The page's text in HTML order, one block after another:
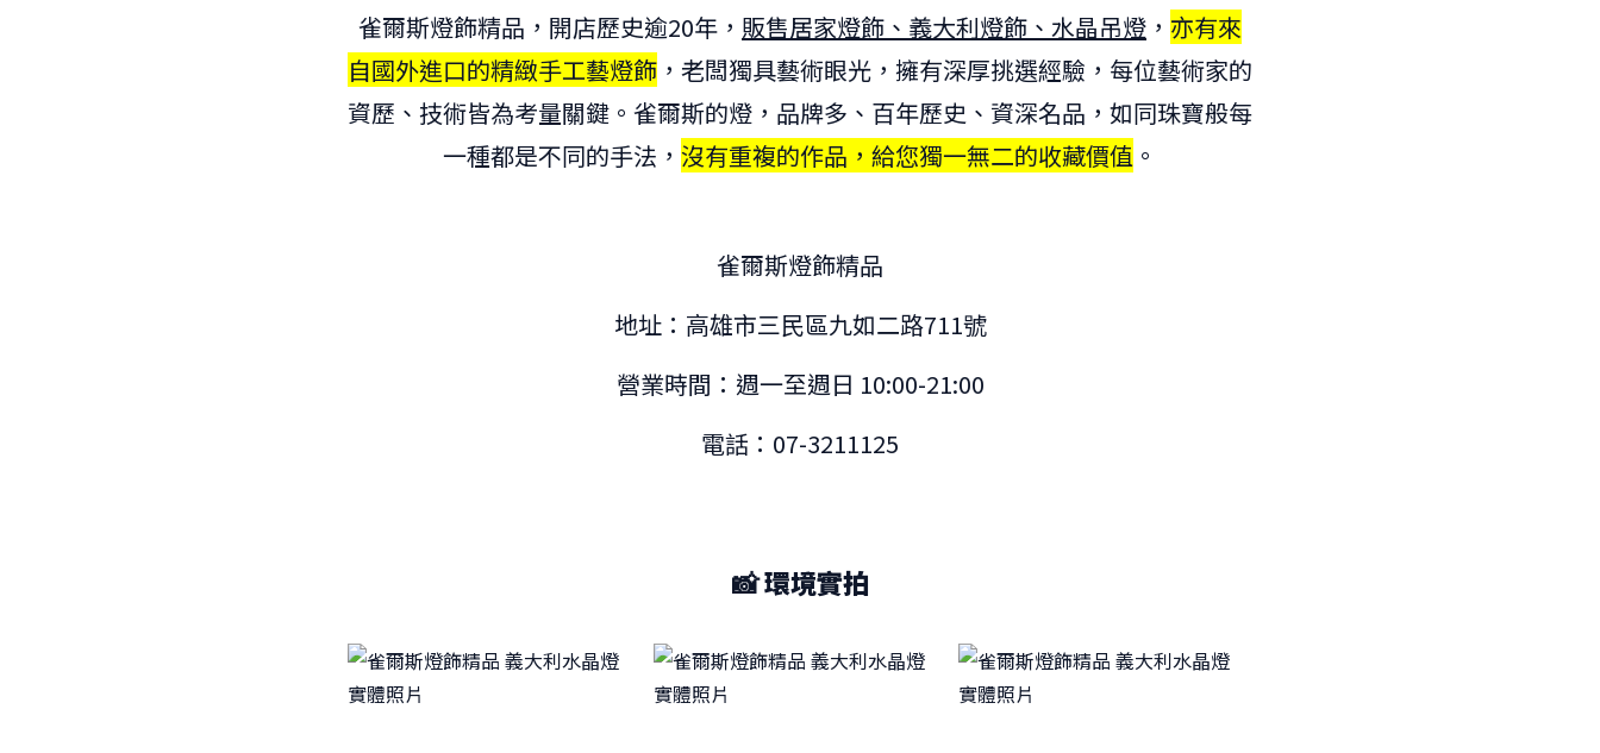
雀爾斯燈飾精品，開店歷史逾20年， 販售居家燈飾、義大利燈飾、水晶吊燈 ， 亦有來
自國外進口的精緻手工藝燈飾 ，老闆獨具藝術眼光，擁有深厚挑選經驗，每位藝術家的
資歷、技術皆為考量關鍵。雀爾斯的燈，品牌多、百年歷史、資深名品，如同珠寶般每
一種都是不同的手法， 沒有重複的作品，給您獨一無二的收藏價值 。
雀爾斯燈飾精品
地址：高雄市三民區九如二路711號
營業時間：週一至週日 10:00-21:00
電話：07-3211125
📸 環境實拍